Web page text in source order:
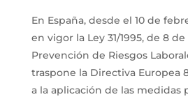
En España, desde el 10 de
en vigor la Ley 31/1995, de 8
Prevención de Riesgos
traspone la Directiva Europea
a la aplicación de las medidas